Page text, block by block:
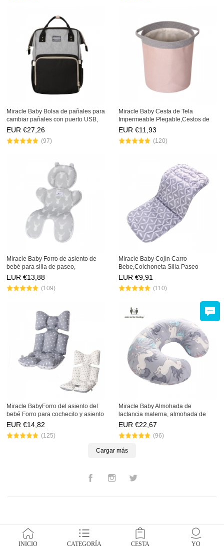
Miracle Baby Bolsa de pañales para
cambiar pañales con puerto USB,
bolsillos con aislamiento, bolsas
grandes para pañales, mochila
multifuncional, moc
EUR €27,26
(97)
Miracle Baby Cesta de Tela
Impermeable Plegable,Cestos de
lavanderíapara la
Colada,Organizador Lavadero
Almacenamiento de Canastas para
EUR €11,93
(120)
Miracle Baby Forro de asiento de
bebé para silla de paseo,
almohadilla/cojín/forro de asiento
de malla 3D de doble cara para silla
de paseo y asiento
EUR €13,88
(109)
Miracle Baby Cojín Carro
Bebe,Colchoneta Silla Paseo
Universal Verano
Transpirable,Cojín Silla de Paseo
para el Cochecito y Asiento de
EUR €9,91
(110)
Miracle BabyForro del asiento del
bebé Forro para cochecito y asiento
de carro, Cojín de cojín de bebé
grueso transpirable
EUR €14,82
(125)
Miracle Baby Almohada de
lactancia materna, almohada de
maternidad cómoda y embarazo
Almohada en forma de U
EUR €22,67
(96)
Cargar más
INICIO CATEGORÍA CESTA YO